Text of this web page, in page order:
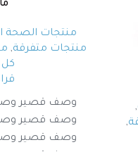
,
,
منتجات الصحة
منتجات متفرقة,
كل
وصف قصير
وصف قصير
وصف قصير